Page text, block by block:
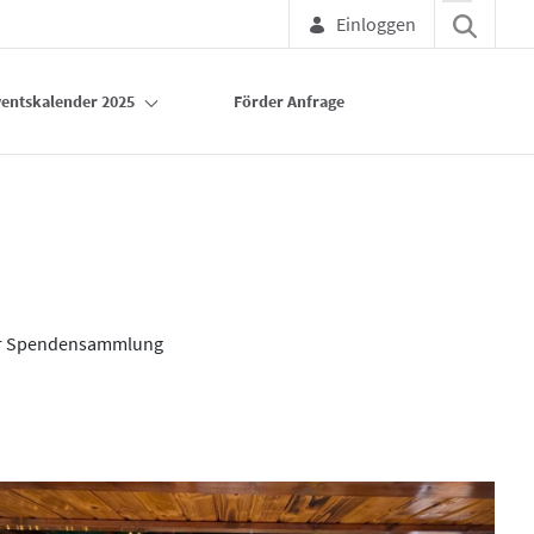
Einloggen
2025 Förder Anfrage
Spendensammlung